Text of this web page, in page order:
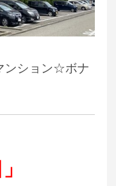
ション☆ボナ